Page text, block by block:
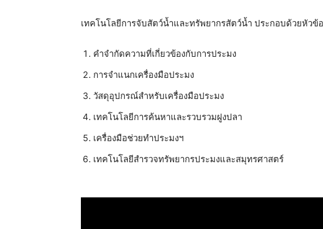
เทคโนโลยีการจับสัตว์น้ำและทรัพยากรสัตว์น้ำ ประกอบด้วยหัวข้
คำจำกัดความที่เกี่ยวข้องกับการประมง
การจำแนกเครื่องมือประมง
วัสดุอุปกรณ์สำหรับเครื่องมือประมง
เทคโนโลยีการค้นหาและรวบรวมฝูงปลา
เครื่องมือช่วยทำประมงฯ
เทคโนโลยีสำรวจทรัพยากรประมงและสมุทรศาสตร์